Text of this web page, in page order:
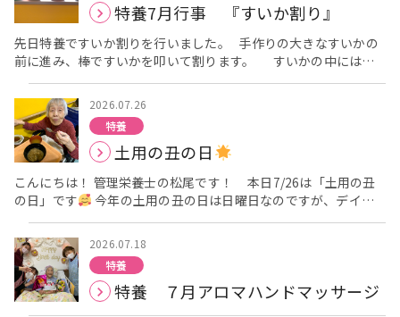
特養7月行事 『すいか割り』
先日特養ですいか割りを行いました。 手作りの大きなすいかの
前に進み、棒ですいかを叩いて割ります。 すいかの中にはミ
ニスイカが入っており、一人につき一つお渡ししました。栄養課
の協力の元、当日のおやつはすいかとなっていたため、「今日の
おやつもスイカやで」「これ割ったらおやつもらえるんやな」と
意気込んですいかを割りに来てくださっていました。 きれいに
二つに割れる様子に喜ばれていました。 ミニスイカにかぶりつこ
うとされる方もおられ、みなさん楽しまれていました。
居室におられる方にもすいか割りをしていただき、記
念撮影を行いました。 特養全員で夏を感じられる行事とな
りました。
2026.07.26
特養
土用の丑の日
こんにちは！ 管理栄養士の松尾です！ 本日7/26は「土用の丑
の日」です
今年の土用の丑の日は日曜日なのですが、デイの
利用者様にもぜひうなぎ丼を食べていただきたい！ということ
で、１日早い7/25の昼食にうなぎを提供させていただきました
ちなみに献立は・・・ ・うなぎ丼 ・白菜の煮浸し ・南瓜の味噌
汁 となっています
「豪華だね～」「おいしいよ～！」「楽
しみにしてた！」などの嬉しいお言葉をたくさん聞くことができ
ました
うなぎパワーでこの暑い夏を頑張って乗り切りましょ
2026.07.18
特養
特養 ７月アロマハンドマッサージ